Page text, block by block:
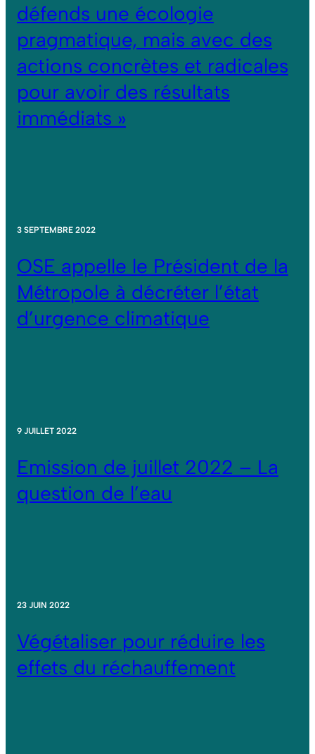
défends une écologie
pragmatique, mais avec des
actions concrètes et radicales
pour avoir des résultats
immédiats »
3 SEPTEMBRE 2022
OSE appelle le Président de la
Métropole à décréter l’état
d’urgence climatique
9 JUILLET 2022
Emission de juillet 2022 – La
question de l’eau
23 JUIN 2022
Végétaliser pour réduire les
effets du réchauffement